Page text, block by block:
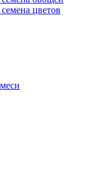
цветов